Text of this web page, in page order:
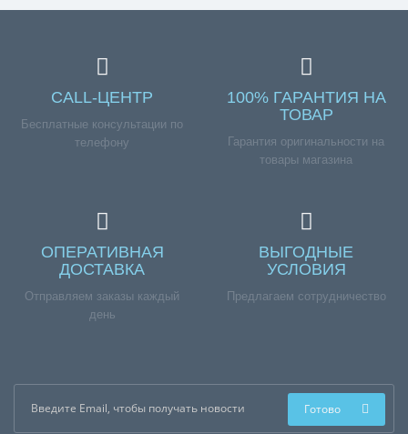
СALL-ЦЕНТР
Бесплатные консультации по
телефону
100% ГАРАНТИЯ НА
ТОВАР
Гарантия оригинальности на
товары магазина
ОПЕРАТИВНАЯ
ДОСТАВКА
Отправляем заказы каждый
день
ВЫГОДНЫЕ
УСЛОВИЯ
Предлагаем сотрудничество
Готово